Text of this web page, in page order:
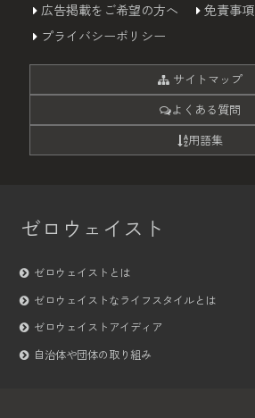
広告掲載をご希望の方へ
免責事項
プライバシーポリシー
サイトマップ
よくある質問
用語集
ゼロウェイスト
ゼロウェイストとは
ゼロウェイストなライフスタイルとは
ゼロウェイストアイディア
自治体や団体の取り組み